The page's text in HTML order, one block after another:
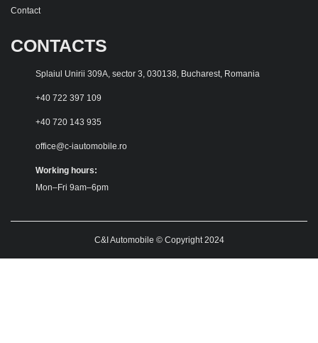
Contact
CONTACTS
Splaiul Unirii 309A, sector 3, 030138, Bucharest, Romania
+40 722 397 109
+40 720 143 935
office@c-iautomobile.ro
Working hours:
Mon–Fri 9am–6pm
C&I Automobile © Copyright 2024